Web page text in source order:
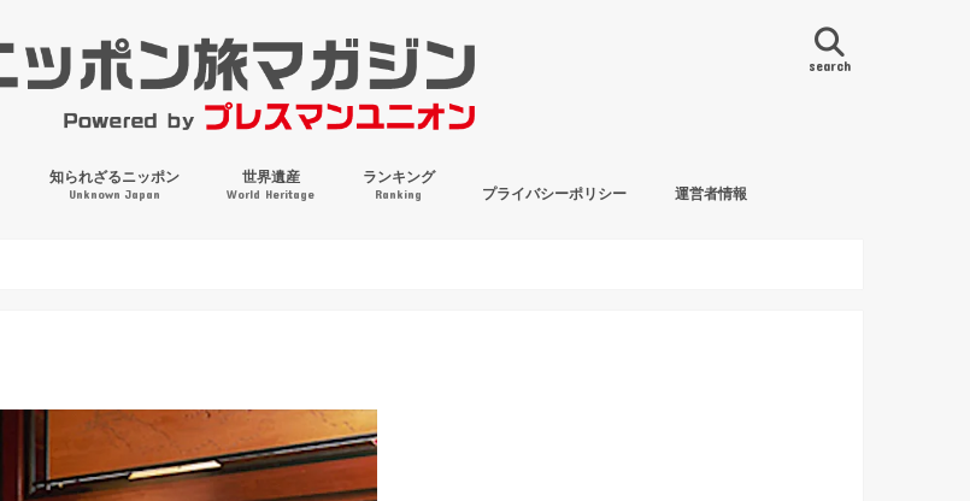
search
知られざるニッポン
Unknown Japan
世界遺産
World Heritage
ランキング
Ranking プライバシーポリシー 運営者情報